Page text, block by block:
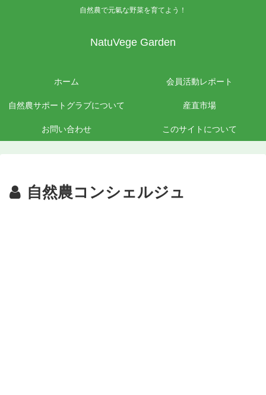
自然農で元氣な野菜を育てよう！
NatuVege Garden
ホーム 会員活動レポート
自然農サポートグラブについて 産直市場
お問い合わせ このサイトについて
自然農コンシェルジュ